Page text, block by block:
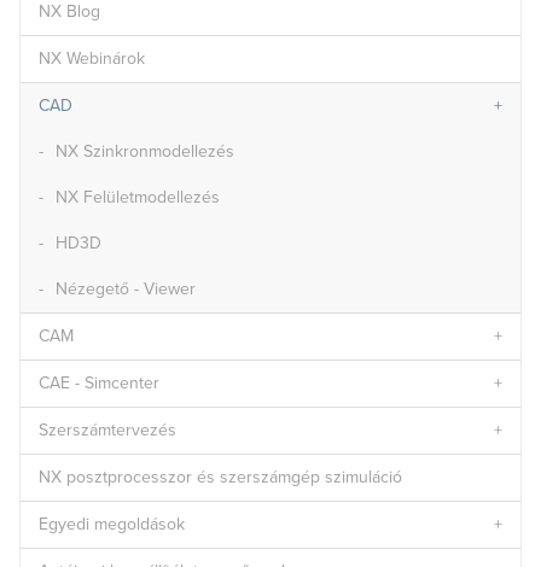
NX Blog
NX Webinárok
CAD
NX Szinkronmodellezés
NX Felületmodellezés
HD3D
Nézegető - Viewer
CAM
CAE - Simcenter
Szerszámtervezés
NX posztprocesszor és szerszámgép szimuláció
Egyedi megoldások